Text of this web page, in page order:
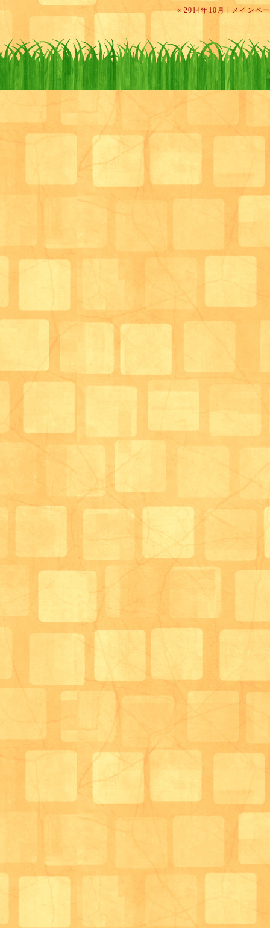
まだ少し先にはなりますが、来年2月に02
スをおもしろくしよう勉強会」の2回目も
今回はリハビリをテーマに5つの事業所に
ループディスカッションを含めたものを検
また詳細が決まってきましたらお知らせい
場所はデイサービスはーと＆はあとを予定
サロン生活相談員兼管理栄養士 末藤
まずは北摂総合病院 栄養科の斎藤彩加さ
ら活かせる栄養評価」という内容での講義
専門性もありながらわかりやすい内容で症
栄養障害についていくつかレクチャーして
用者様宅を訪問しているヘルパーの方々に
たくさん含まれていました。
また、簡単に出来る嚥下評価法についても
として解説していただきました。
観察ポイント等も紹介していただき、同じ
も勉強になりました。
続いて、ヘルパーさんによる調理実演！！
今回は架空の対象者を事前に設定し、その
シートを作って各事業所に同時にお知らせ
食材については調理直前に各調理担当者に
立を決めていただくというように設定させ
実際に訪問で入られているヘルパーの方々
冷蔵庫にある食材を確認してその場で作る
補助が付いたりと100％実践通りとはいき
パーさん方もギャラリーに見守れながらの
ることがあまりなく違ったプレッシャーを
ートとなりました。
« 2014年10月 | メインペ